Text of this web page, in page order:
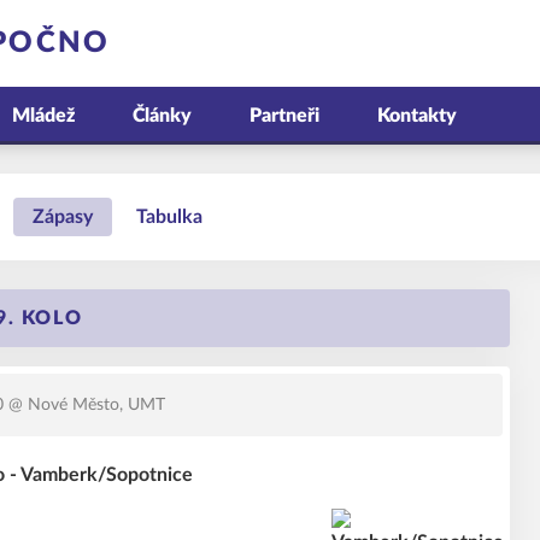
Mládež Články Partneři Kontakty
Zápasy Tabulka
KOLO
@ Nové Město, UMT
- Vamberk/Sopotnice